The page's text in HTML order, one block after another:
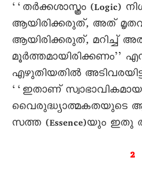
‘‘തർക്കശാസ്ത്രം
ആയിരിക്കരുത്, അത്
ആയിരിക്കരുത്, മറിച്ച്
മൂർത്തമായിരിക്കണം’’
എഴുതിയതിൽ
‘‘ഇതാണ് സ്വാഭാവികമായ
വെെരുദ്ധ്യാത്മകതയുടെ
സത്ത (Essence)യും ഇതു
2